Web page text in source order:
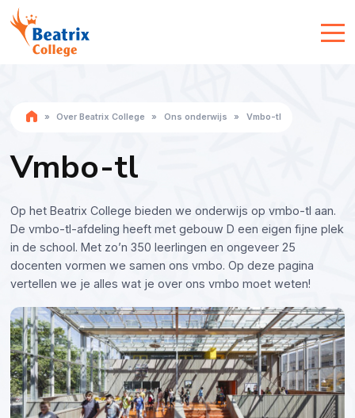
» Over Beatrix College » Ons onderwijs » Vmbo-tl
Vmbo-tl
Op het Beatrix College bieden we onderwijs op vmbo-tl aan.
De vmbo-tl-afdeling heeft met gebouw D een eigen fijne plek
in de school. Met zo’n 350 leerlingen en ongeveer 25
docenten vormen we samen ons vmbo. Op deze pagina
vertellen we je alles wat je over ons vmbo moet weten!